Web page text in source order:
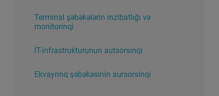
Terminal şəbəkələrin inzibatlığı və
monitorinqi
İT-infrastrukturunun autsorsinqi
Ekvayrinq şəbəkəsinin aursorsinqi